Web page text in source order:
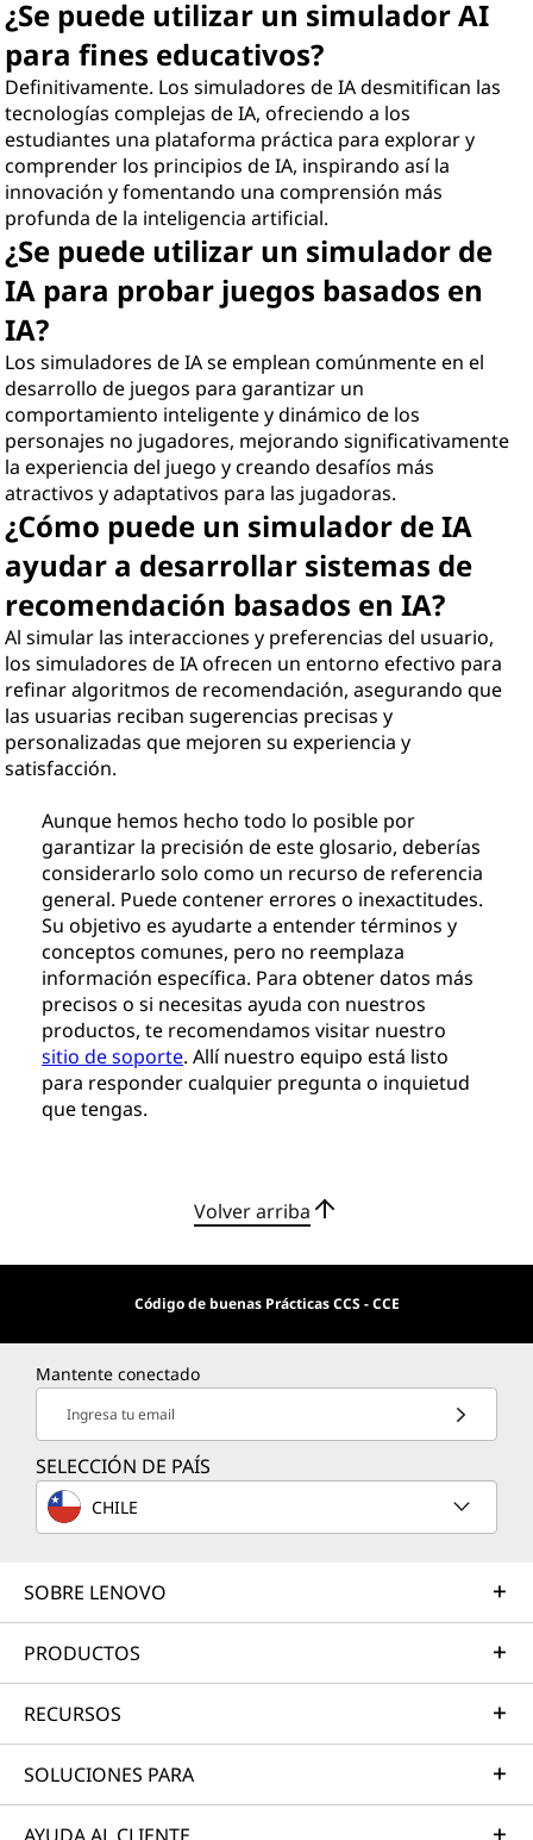
¿Se puede utilizar un simulador AI
para fines educativos?
Definitivamente. Los simuladores de IA desmitifican las
tecnologías complejas de IA, ofreciendo a los
estudiantes una plataforma práctica para explorar y
comprender los principios de IA, inspirando así la
innovación y fomentando una comprensión más
profunda de la inteligencia artificial.
¿Se puede utilizar un simulador de
IA para probar juegos basados en
IA?
Los simuladores de IA se emplean comúnmente en el
desarrollo de juegos para garantizar un
comportamiento inteligente y dinámico de los
personajes no jugadores, mejorando significativamente
la experiencia del juego y creando desafíos más
atractivos y adaptativos para las jugadoras.
¿Cómo puede un simulador de IA
ayudar a desarrollar sistemas de
recomendación basados en IA?
Al simular las interacciones y preferencias del usuario,
los simuladores de IA ofrecen un entorno efectivo para
refinar algoritmos de recomendación, asegurando que
las usuarias reciban sugerencias precisas y
personalizadas que mejoren su experiencia y
satisfacción.
Aunque hemos hecho todo lo posible por
garantizar la precisión de este glosario, deberías
considerarlo solo como un recurso de referencia
general. Puede contener errores o inexactitudes.
Su objetivo es ayudarte a entender términos y
conceptos comunes, pero no reemplaza
información específica. Para obtener datos más
precisos o si necesitas ayuda con nuestros
productos, te recomendamos visitar nuestro
sitio de soporte. Allí nuestro equipo está listo
para responder cualquier pregunta o inquietud
que tengas.
Volver arriba
Código de buenas Prácticas CCS - CCE
Mantente conectado
Ingresa tu email
SELECCIÓN DE PAÍS
CHILE
SOBRE LENOVO
PRODUCTOS
RECURSOS
SOLUCIONES PARA